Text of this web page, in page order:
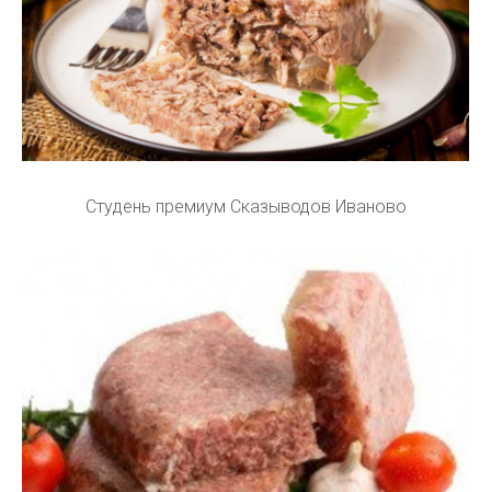
Студень премиум Сказыводов Иваново